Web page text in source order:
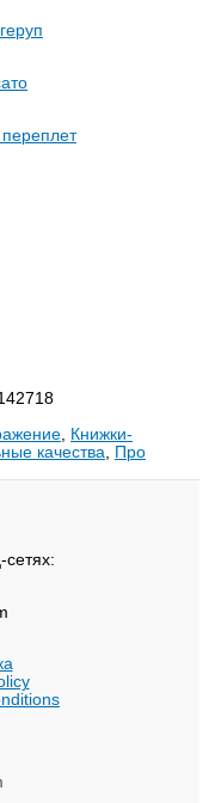
, Книжки-
качества, Про
сетях: